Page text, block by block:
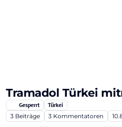
Tramadol Türkei
Gesperrt
Türkei
3 Beiträge 3 Kommentatoren